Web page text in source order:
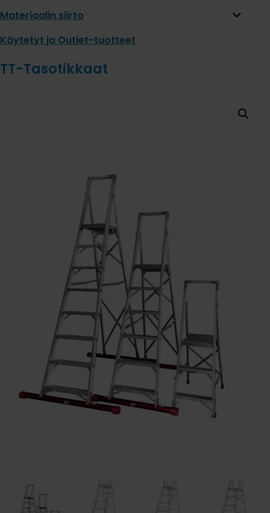
Materiaalin siirto
Käytetyt ja Outlet-tuotteet
TT-Tasotikkaat